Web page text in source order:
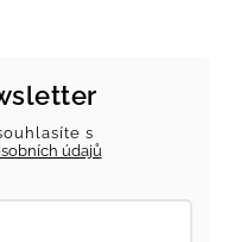
s
údajů